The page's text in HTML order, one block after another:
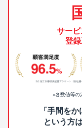
サー
登
※各数値等の
「手間を
という方